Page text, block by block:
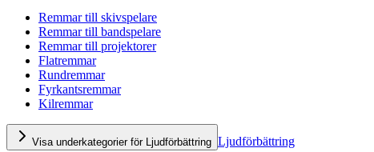
Remmar till skivspelare
Remmar till bandspelare
Remmar till projektorer
Flatremmar
Rundremmar
Fyrkantsremmar
Kilremmar
Visa underkategorier för Ljudförbättring Ljudförbättring